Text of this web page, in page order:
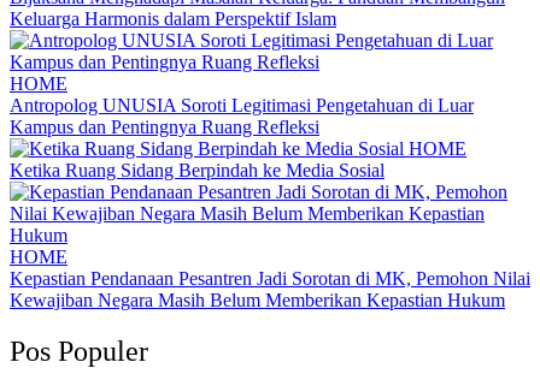
Keluarga Harmonis dalam Perspektif Islam
HOME
Antropolog UNUSIA Soroti Legitimasi Pengetahuan di Luar
Kampus dan Pentingnya Ruang Refleksi
HOME
Ketika Ruang Sidang Berpindah ke Media Sosial
HOME
Kepastian Pendanaan Pesantren Jadi Sorotan di MK, Pemohon Nilai
Kewajiban Negara Masih Belum Memberikan Kepastian Hukum
Pos Populer